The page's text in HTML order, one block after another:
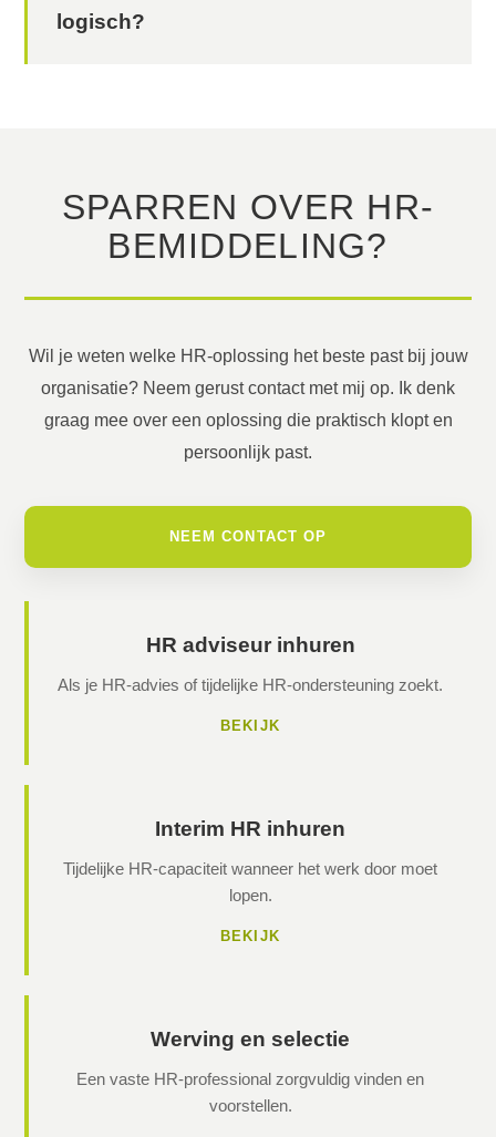
logisch?
SPARREN OVER HR-
BEMIDDELING?
Wil je weten welke HR-oplossing het beste past bij jouw
organisatie? Neem gerust contact met mij op. Ik denk
graag mee over een oplossing die praktisch klopt en
persoonlijk past.
NEEM CONTACT OP
HR adviseur inhuren
Als je HR-advies of tijdelijke HR-ondersteuning zoekt.
BEKIJK
Interim HR inhuren
Tijdelijke HR-capaciteit wanneer het werk door moet
lopen.
BEKIJK
Werving en selectie
Een vaste HR-professional zorgvuldig vinden en
voorstellen.